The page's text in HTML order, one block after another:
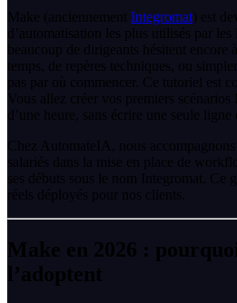
Make (anciennement Integromat) est
d’automatisation les plus utilisés par les
beaucoup de dirigeants hésitent encore
temps, de repères techniques, ou
pas par où commencer. Ce tutoriel est
Vous allez créer vos premiers
d’une heure, sans écrire une seule ligne
Chez AutomateIA, nous
salariés dans la mise en place de
ses débuts sous le nom Integromat. Ce
réels déployés pour nos clients.
Make en 2026 :
l’adoptent